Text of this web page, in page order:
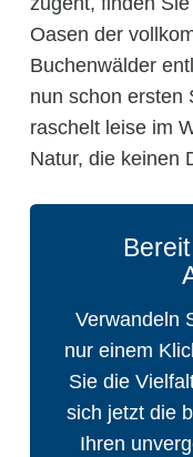
Oasen der
Buchenwälder
nun schon ersten
raschelt leise im
Natur, die keinen
Verwandeln
nur einem
Sie die
sich jetzt die
Ihren